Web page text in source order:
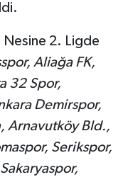
2. Ligde
Aliağa FK,
32 Spor,
Demirspor,
Arnavutköy Bld.,
Serikspor,